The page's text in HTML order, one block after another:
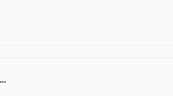
Melhores Apps para Assistir Filmes e Séries Grátis